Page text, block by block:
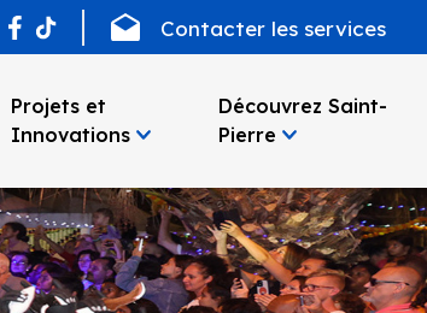
Contacter les services
Projets et
Innovations
Découvrez Saint-
Pierre